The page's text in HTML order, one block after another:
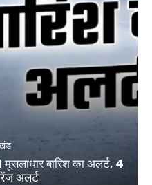
बारिश का अलर्ट, 4
अलर्ट